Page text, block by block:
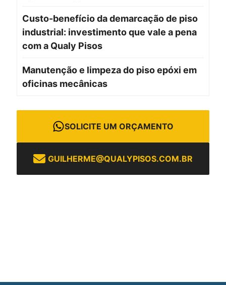
Custo-benefício da demarcação de piso
industrial: investimento que vale a pena
com a Qualy Pisos
Manutenção e limpeza do piso epóxi em
oficinas mecânicas
SOLICITE UM ORÇAMENTO
GUILHERME@QUALYPISOS.COM.BR